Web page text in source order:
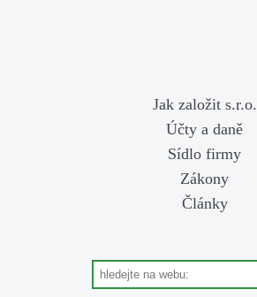
Jak založit s.r.o.
Účty a daně
Sídlo firmy
Zákony
Články